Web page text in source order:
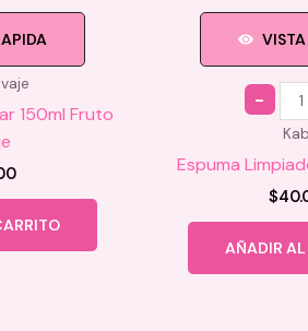
150ml Fruto
Espuma
$
AÑADIR